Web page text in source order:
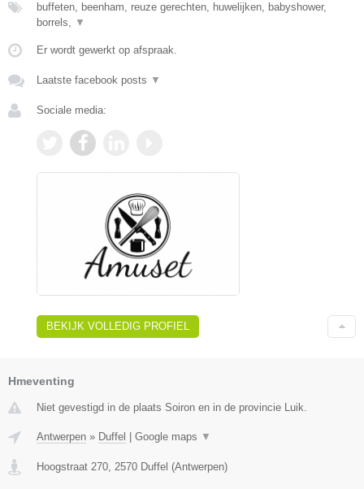
buffeten, beenham, reuze gerechten, huwelijken, babyshower,
borrels, ▼
Er wordt gewerkt op afspraak.
Laatste facebook posts ▼
Sociale media:
BEKIJK VOLLEDIG PROFIEL
Hmeventing
Niet gevestigd in de plaats Soiron en in de provincie Luik.
Antwerpen » Duffel Google maps ▼
Hoogstraat 270 2570 Duffel (Antwerpen)